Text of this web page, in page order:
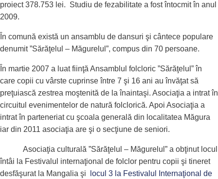
proiect 378.753 lei. Studiu de fezabilitate a fost întocmit în anul
2009.
În comună există un ansamblu de dansuri şi cântece populare
denumit ”Sărăţelul – Măgurelul”, compus din 70 persoane.
În martie 2007 a luat fiinţă Ansamblul folcloric ”Sărăţelul” în
care copii cu vârste cuprinse între 7 şi 16 ani au învăţat să
preţuiască zestrea moştenită de la înaintaşi. Asociaţia a intrat în
circuitul evenimentelor de natură folclorică. Apoi Asociaţia a
intrat în parteneriat cu şcoala generală din localitatea Măgura
iar din 2011 asociaţia are şi o secţiune de seniori.
Asociaţia culturală ”Sărăţelul – Măgurelul” a obţinut locul
întâi la Festivalul internaţional de folclor pentru copii şi tineret
desfăşurat la Mangalia şi
locul 3 la Festivalul Internaţional de